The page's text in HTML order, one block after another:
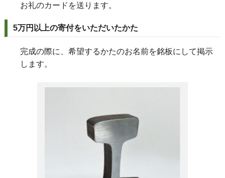
お礼のカードを送ります。
5万円以上の寄付をいただいたかた
完成の際に、希望するかたのお名前を銘板にして掲示
します。